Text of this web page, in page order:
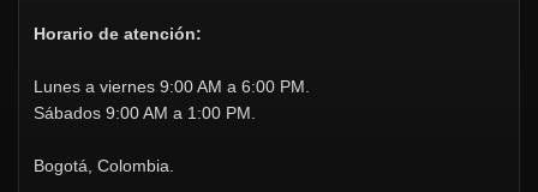
Horario de atención:
Lunes a viernes 9:00 AM a 6:00 PM.
Sábados 9:00 AM a 1:00 PM.
Bogotá, Colombia.